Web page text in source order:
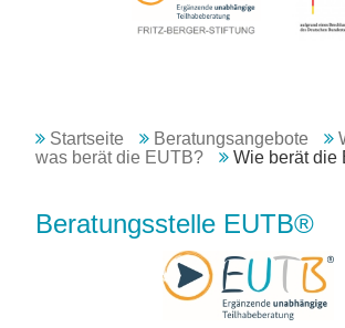
Startseite Beratungsangebote
was berät die EUTB?
Wie berät die
Beratungsstelle EUTB®